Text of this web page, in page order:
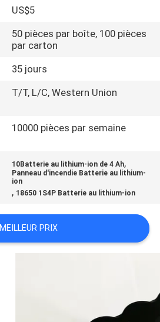
US$5
50 pièces par boîte, 100 pièces
par carton
35 jours
T/T, L/C, Western Union
10000 pièces par semaine
10Batterie au lithium-ion de 4 Ah,
Panneau d'incendie Batterie au lithium-
ion
, 18650 1S4P Batterie au lithium-ion
MEILLEUR PRIX